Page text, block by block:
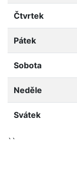
Čtvrtek
Pátek
Sobota
Neděle
Svátek
``